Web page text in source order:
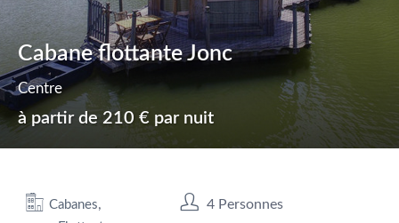
Cabane flottante Jonc
Centre
à partir de 210 € par nuit
Cabanes, 4 Personnes